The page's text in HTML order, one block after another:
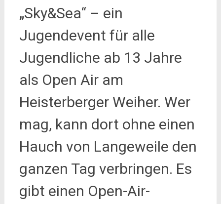
„Sky&Sea“ – ein
Jugendevent für alle
Jugendliche ab 13 Jahre
als Open Air am
Heisterberger Weiher. Wer
mag, kann dort ohne einen
Hauch von Langeweile den
ganzen Tag verbringen. Es
gibt einen Open-Air-